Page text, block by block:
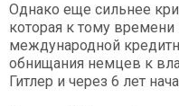
Однако еще сильнее
которая к тому времени
международной
обнищания немцев к
Гитлер и через 6 лет